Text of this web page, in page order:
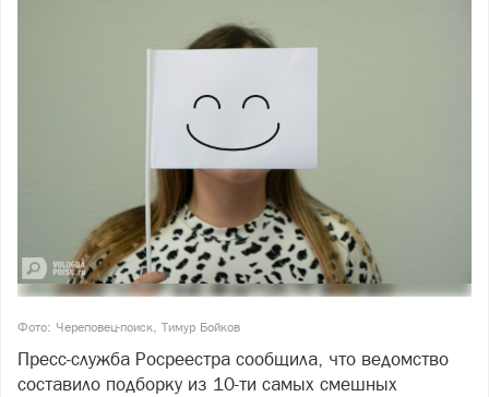
Фото: Череповец-поиск, Тимур Бойков
Пресс‑служба Росреестра сообщила, что ведомство
составило подборку из 10-ти самых смешных